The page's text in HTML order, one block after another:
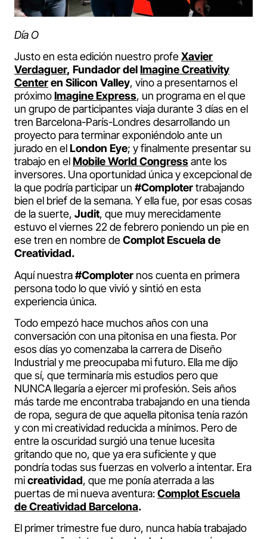
Día O
Justo en esta edición nuestro profeXavier
Verdaguer, Fundador delImagine Creativity
Centeren Silicon Valley, vino a presentarnos el
próximoImagine Express, un programa en el que
un grupo de participantes viaja durante 3 días en el
tren Barcelona-París-Londres desarrollando un
proyecto para terminar exponiéndolo ante un
jurado en elLondon Eye; y finalmente presentar su
trabajo en elMobile World Congressante los
inversores. Una oportunidad única y excepcional de
la que podría participar un #Complotertrabajando
bien el brief de la semana. Y ella fue, por esas cosas
de la suerte, Judit, que muy merecidamente
estuvo el viernes 22 de febrero poniendo un pie en
ese tren en nombre deComplot Escuela de
Creatividad.
Aquí nuestra#Comploter nos cuenta en primera
persona todo lo que vivió y sintió en esta
experiencia única.
Todo empezó hace muchos años con una
conversación con una pitonisa en una fiesta. Por
esos días yo comenzaba la carrera de Diseño
Industrial y me preocupaba mi futuro. Ella me dijo
que sí, que terminaría mis estudios pero que
NUNCA llegaría a ejercer mi profesión. Seis años
más tarde me encontraba trabajando en una tienda
de ropa, segura de que aquella pitonisa tenía razón
y con mi creatividad reducida a mínimos. Pero de
entre la oscuridad surgió una tenue lucesita
gritando que no, que ya era suficiente y que
pondría todas sus fuerzas en volverlo a intentar. Era
micreatividad, que me ponía aterrada a las
puertas de mi nueva aventura:Complot Escuela
de Creatividad Barcelona.
El primer trimestre fue duro, nunca había trabajado